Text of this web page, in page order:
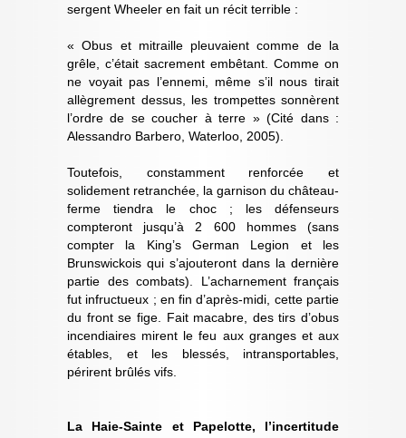
sergent Wheeler en fait un récit terrible :
« Obus et mitraille pleuvaient comme de la
grêle, c’était sacrement embêtant. Comme on
ne voyait pas l’ennemi, même s’il nous tirait
allègrement dessus, les trompettes sonnèrent
l’ordre de se coucher à terre » (Cité dans :
Alessandro Barbero, Waterloo, 2005).
Toutefois, constamment renforcée et
solidement retranchée, la garnison du château-
ferme tiendra le choc ; les défenseurs
compteront jusqu’à 2 600 hommes (sans
compter la King’s German Legion et les
Brunswickois qui s’ajouteront dans la dernière
partie des combats). L’acharnement français
fut infructueux ; en fin d’après-midi, cette partie
du front se fige. Fait macabre, des tirs d’obus
incendiaires mirent le feu aux granges et aux
étables, et les blessés, intransportables,
périrent brûlés vifs.
La Haie-Sainte et Papelotte, l’incertitude